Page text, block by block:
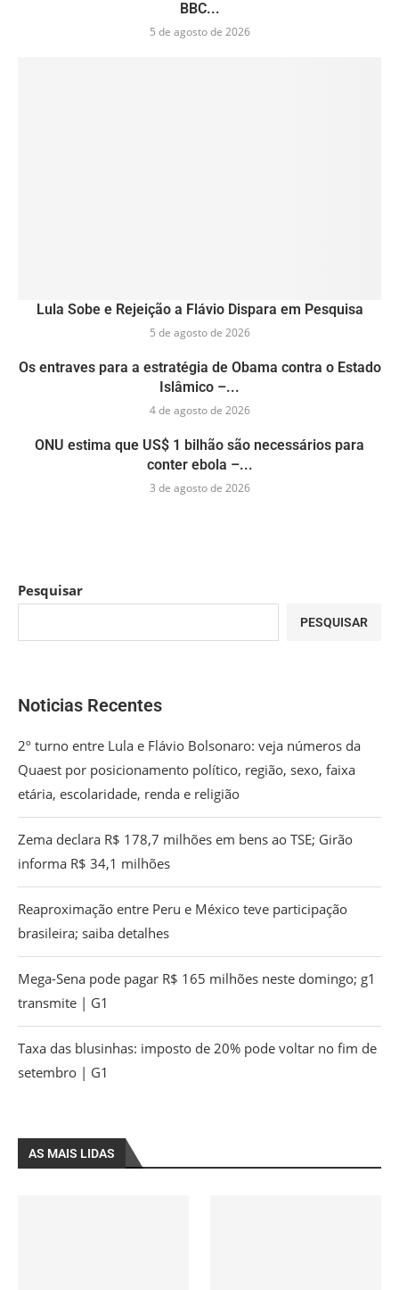
BBC...
5 de agosto de 2026
Lula Sobe e Rejeição a Flávio Dispara em Pesquisa
5 de agosto de 2026
Os entraves para a estratégia de Obama contra o Estado
Islâmico –...
4 de agosto de 2026
ONU estima que US$ 1 bilhão são necessários para
conter ebola –...
3 de agosto de 2026
Pesquisar
PESQUISAR
Noticias Recentes
2º turno entre Lula e Flávio Bolsonaro: veja números da
Quaest por posicionamento político, região, sexo, faixa
etária, escolaridade, renda e religião
Zema declara R$ 178,7 milhões em bens ao TSE; Girão
informa R$ 34,1 milhões
Reaproximação entre Peru e México teve participação
brasileira; saiba detalhes
Mega-Sena pode pagar R$ 165 milhões neste domingo; g1
transmite | G1
Taxa das blusinhas: imposto de 20% pode voltar no fim de
setembro | G1
AS MAIS LIDAS